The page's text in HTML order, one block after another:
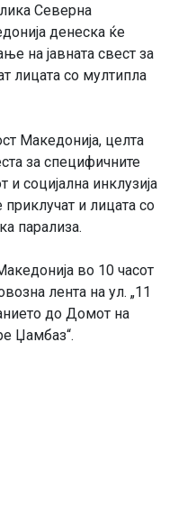
Северна
денеска ќе
на јавната свест за
лицата со мултипла
Македонија, целта
за специфичните
социјална инклузија
приклучат и лицата со
парализа.
во 10 часот
лента на ул. „11
до Домот на
Џамбаз“.